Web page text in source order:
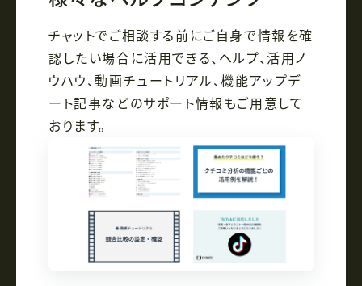
チャットでご相談する前にご自身で情報を確
認したい場合に活用できる、ヘルプ、活用ノ
ウハウ、動画チュートリアル、機能アップデ
ート記事などのサポート情報もご用意して
おります。